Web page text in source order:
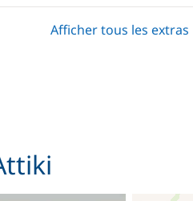
Inclus
Afficher tous les extras